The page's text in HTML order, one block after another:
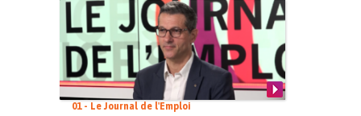
01 - Le Journal de l'Emploi